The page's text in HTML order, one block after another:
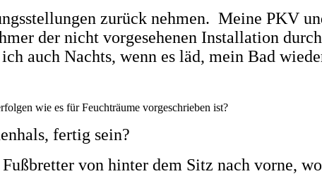
zurück nehmen. Meine PKV
der nicht vorgesehenen Installation
auch Nachts, wenn es läd, mein Bad
wie es für Feuchträume vorgeschrieben ist?
fertig sein?
von hinter dem Sitz nach vorne,